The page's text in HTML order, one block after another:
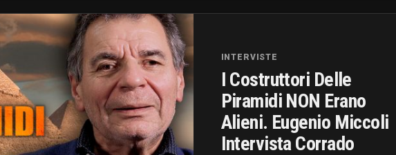
INTERVISTE
I Costruttori Delle
Piramidi NON Erano
Alieni. Eugenio Miccoli
Intervista Corrado